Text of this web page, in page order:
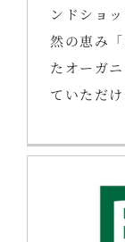
ンドショ
然の恵み
たオーガ
ていただけ